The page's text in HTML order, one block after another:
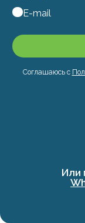
E-mail
Соглашаюсь с
Или